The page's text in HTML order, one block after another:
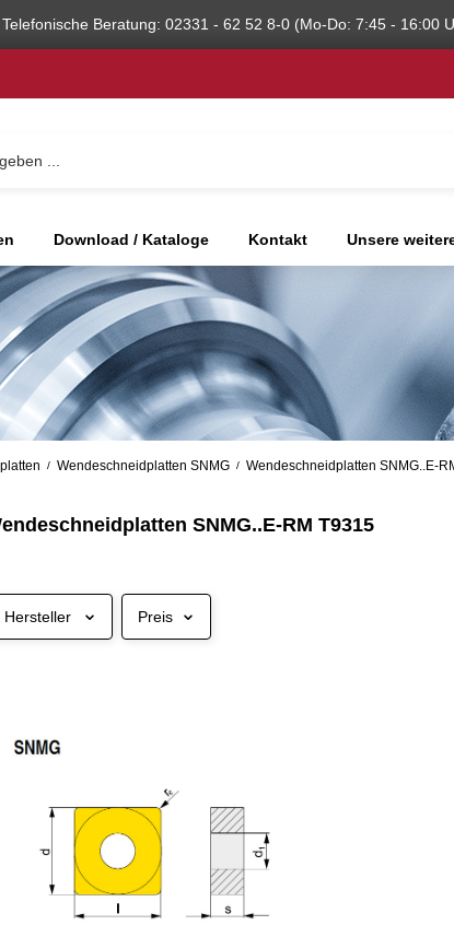
Telefonische Beratung: 02331 - 62 52 8-0 (Mo-Do: 7:45 - 16:00
Download / Kataloge Kontakt Unsere
/ Wendeschneidplatten SNMG / Wendeschneidplatten SNMG..E-
SNMG..E-RM T9315
Hersteller Preis